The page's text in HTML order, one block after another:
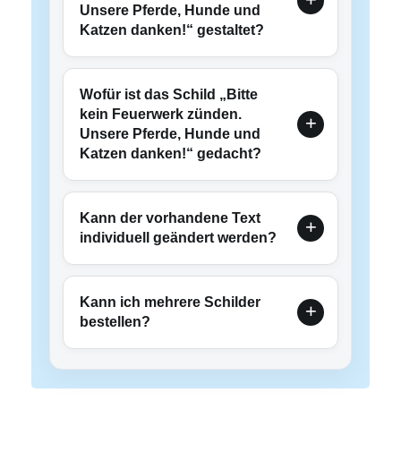
Unsere Pferde, Hunde und
Katzen danken!“ gestaltet?
Wofür ist das Schild „Bitte
kein Feuerwerk zünden.
Unsere Pferde, Hunde und
Katzen danken!“ gedacht?
Kann der vorhandene Text
individuell geändert werden?
Kann ich mehrere Schilder
bestellen?